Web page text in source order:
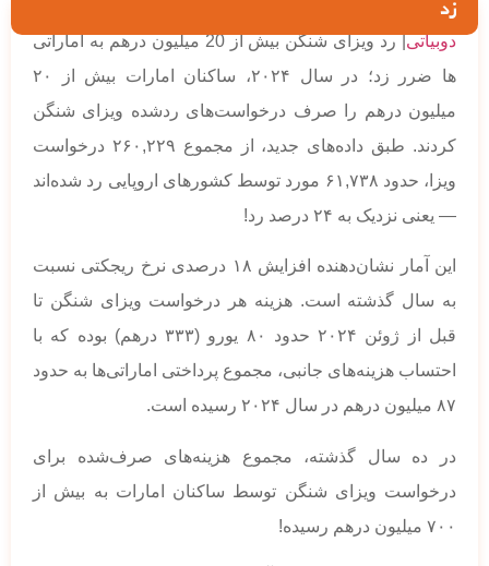
زد
دوبیاتی
| رد ویزای شنگن بیش از 20 میلیون درهم به اماراتی
ها ضرر زد؛ در سال ۲۰۲۴، ساکنان امارات بیش از ۲۰
میلیون درهم را صرف درخواست‌های ردشده ویزای شنگن
کردند. طبق داده‌های جدید، از مجموع ۲۶۰,۲۲۹ درخواست
ویزا، حدود ۶۱,۷۳۸ مورد توسط کشورهای اروپایی رد شده‌اند
— یعنی نزدیک به ۲۴ درصد رد!
این آمار نشان‌دهنده افزایش ۱۸ درصدی نرخ ریجکتی نسبت
به سال گذشته است. هزینه هر درخواست ویزای شنگن تا
قبل از ژوئن ۲۰۲۴ حدود ۸۰ یورو (۳۳۳ درهم) بوده که با
احتساب هزینه‌های جانبی، مجموع پرداختی اماراتی‌ها به حدود
۸۷ میلیون درهم در سال ۲۰۲۴ رسیده است.
در ده سال گذشته، مجموع هزینه‌های صرف‌شده برای
درخواست ویزای شنگن توسط ساکنان امارات به بیش از
۷۰۰ میلیون درهم رسیده!